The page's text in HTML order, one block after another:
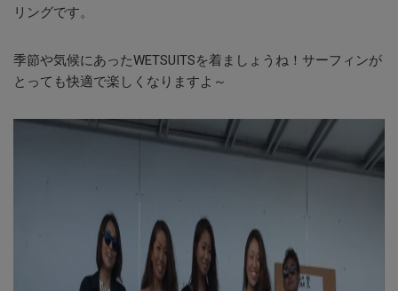
リングです。
季節や気候にあったWETSUITSを着ましょうね！サーフィンが
とっても快適で楽しくなりますよ～